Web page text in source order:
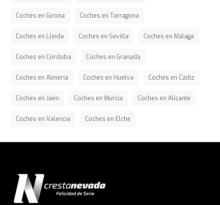
Coches en Girona Coches en Tarragona
Coches en Lleida Coches en Sevilla Coches en Málaga
Coches en Córdoba Coches en Granada
Coches en Almería Coches en Huelva Coches en Cádiz
Coches en Jaén Coches en Murcia Coches en Alicante
Coches en Valencia Coches en Elche